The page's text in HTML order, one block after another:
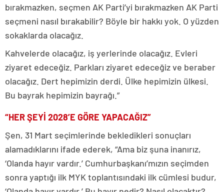
bırakmazken, seçmen AK Parti’yi bırakmazken AK Parti
seçmeni nasıl bırakabilir? Böyle bir hakkı yok. O yüzden
sokaklarda olacağız.
Kahvelerde olacağız, iş yerlerinde olacağız. Evleri
ziyaret edeceğiz. Parkları ziyaret edeceğiz ve beraber
olacağız. Dert hepimizin derdi. Ülke hepimizin ülkesi.
Bu bayrak hepimizin bayrağı.”
“HER ŞEYİ 2028’E GÖRE YAPACAĞIZ”
Şen, 31 Mart seçimlerinde bekledikleri sonuçları
alamadıklarını ifade ederek, “Ama biz şuna inanırız,
‘Olanda hayır vardır.’ Cumhurbaşkanı’mızın seçimden
sonra yaptığı ilk MYK toplantısındaki ilk cümlesi budur,